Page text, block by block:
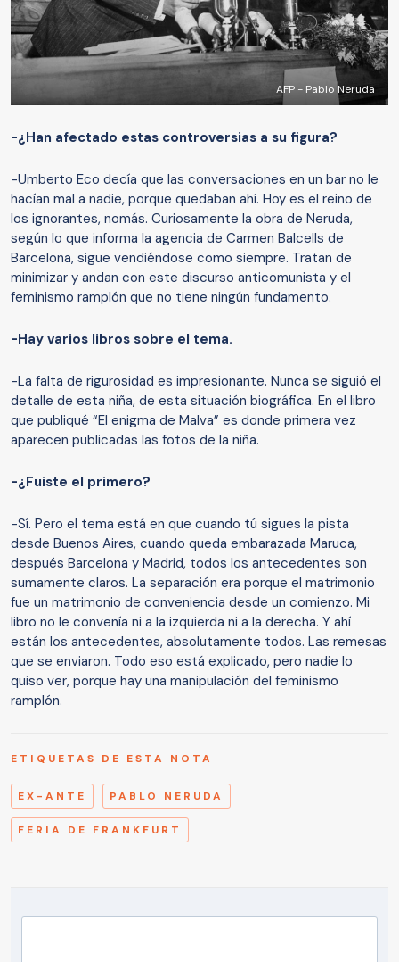
AFP - Pablo Neruda
-¿Han afectado estas controversias a su figura?
-Umberto Eco decía que las conversaciones en un bar no le
hacían mal a nadie, porque quedaban ahí. Hoy es el reino de
los ignorantes, nomás. Curiosamente la obra de Neruda,
según lo que informa la agencia de Carmen Balcells de
Barcelona, sigue vendiéndose como siempre. Tratan de
minimizar y andan con este discurso anticomunista y el
feminismo ramplón que no tiene ningún fundamento.
-Hay varios libros sobre el tema.
-La falta de rigurosidad es impresionante. Nunca se siguió el
detalle de esta niña, de esta situación biográfica. En el libro
que publiqué “El enigma de Malva” es donde primera vez
aparecen publicadas las fotos de la niña.
-¿Fuiste el primero?
-Sí. Pero el tema está en que cuando tú sigues la pista
desde Buenos Aires, cuando queda embarazada Maruca,
después Barcelona y Madrid, todos los antecedentes son
sumamente claros. La separación era porque el matrimonio
fue un matrimonio de conveniencia desde un comienzo. Mi
libro no le convenía ni a la izquierda ni a la derecha. Y ahí
están los antecedentes, absolutamente todos. Las remesas
que se enviaron. Todo eso está explicado, pero nadie lo
quiso ver, porque hay una manipulación del feminismo
ramplón.
ETIQUETAS DE ESTA NOTA
EX-ANTE PABLO NERUDA
FERIA DE FRANKFURT